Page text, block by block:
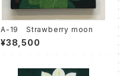
A-19 Strawberry moon
¥38,500